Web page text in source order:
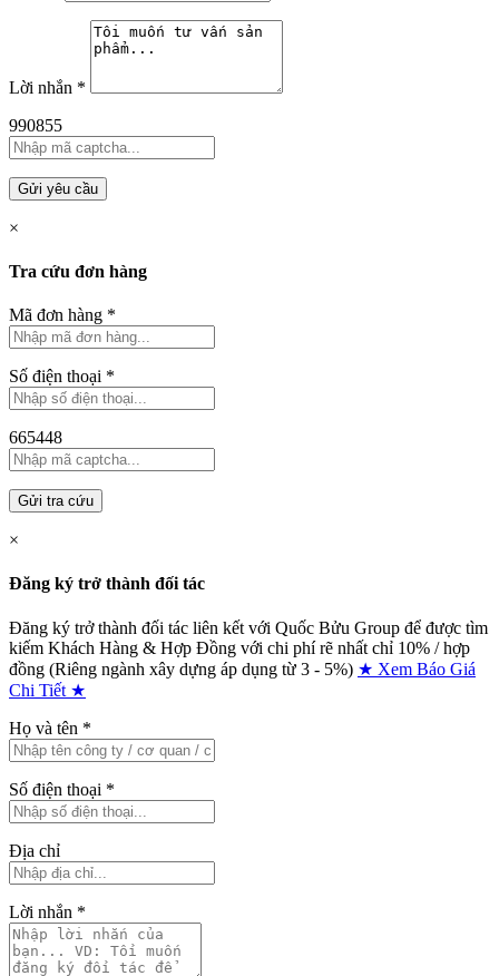
Lời nhắn *
990855
Gửi yêu cầu
×
Tra cứu đơn hàng
Mã đơn hàng *
Số điện thoại *
665448
Gửi tra cứu
×
Đăng ký trở thành đối tác
Đăng ký trở thành đối tác liên kết với Quốc Bửu Group để được tìm
kiếm Khách Hàng & Hợp Đồng với chi phí rẽ nhất chỉ 10% / hợp
đồng (Riêng ngành xây dựng áp dụng từ 3 - 5%) ★ Xem Báo Giá
Chi Tiết ★
Họ và tên *
Số điện thoại *
Địa chỉ
Lời nhắn *